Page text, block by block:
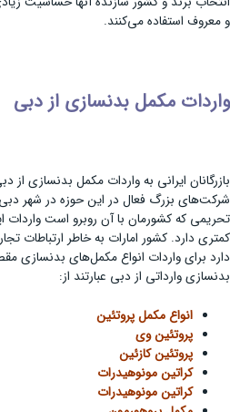
و معروف استفاده می‌کنند.
واردات مکمل بدنسازی از دبی
بازرگانان ایرانی به واردات مکمل بدنسازی از
شرکت‌های بزرگ فعال در این حوزه در شهر
تحریمی که کشورمان با آن روبرو است واردات
کمتری دارد. کشور امارات به خاطر ارتباطات
دارد برای واردات انواع مکمل‌های بدنسازی
بدنسازی وارداتی از دبی عبارتند از:
انواع مکمل پروتئین
پروتئین وی
پروتئین کازئین
کراتین مونوهیدرات
کراتین مونوهیدرات